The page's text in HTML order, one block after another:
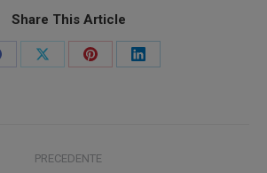
Share This Article
CondividiCondividiCondividi
PRECEDENTE